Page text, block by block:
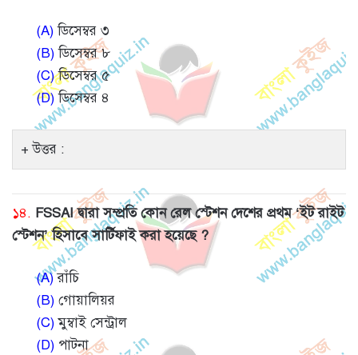
(A)ডিসেম্বর ৩
(B)ডিসেম্বর ৮
(C)ডিসেম্বর ৫
(D)ডিসেম্বর ৪
উত্তর :
১৪. FSSAI দ্বারা সম্প্রতি কোন রেল স্টেশন দেশের প্রথম ‘ইট রাইট
স্টেশন’ হিসাবে সার্টিফাই করা হয়েছে ?
(A)রাঁচি
(B) গোয়ালিয়র
(C)মুম্বাই সেন্ট্রাল
(D) পাটনা